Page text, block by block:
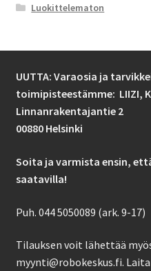
Luokittelematon
UUTTA: Varaosia ja
toimipisteestämme: LIIZI,
Linnanrakentajantie 2
00880 Helsinki
Soita ja varmista ensin,
saatavilla!
Puh. 044 5050089 (ark. 9-17)
Tilauksen voit lähettää
myynti@robokeskus.fi.